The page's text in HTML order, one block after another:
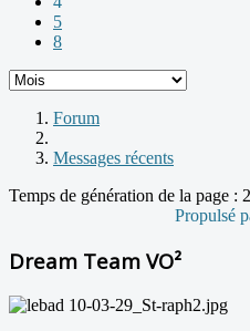
5
8
Forum
Messages récents
Temps de génération de la page :
Propulsé
Dream Team VO²